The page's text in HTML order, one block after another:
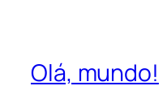
Olá, mundo!